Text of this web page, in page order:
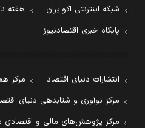
شبکه اینترنتی اکوایران
هفته
پایگاه خبری اقتصادنیوز
انتشارات دنیای اقتصاد
مرکز
مرکز نوآوری و شتابدهی دنیای
مرکز پژوهش‌های مالی و اقتصادی